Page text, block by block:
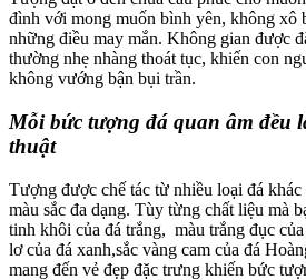
đình với mong muốn bình yên, không xô
những điều may mắn. Không gian được
thường nhẹ nhàng thoát tục, khiến con
không vướng bận bụi trần.
Mỗi bức tượng đá quan âm đều
thuật
Tượng được chế tác từ nhiều loại đá khác
màu sắc đa dạng. Tùy từng chất liệu mà
tinh khôi của đá trắng, màu trắng đục
lơ của đá xanh,sắc vàng cam của đá
mang đến vẻ đẹp đặc trưng khiến bức